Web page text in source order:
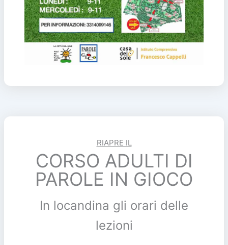
RIAPRE IL
CORSO ADULTI DI
PAROLE IN GIOCO
In locandina gli orari delle
lezioni